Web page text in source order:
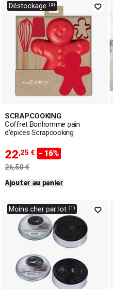
Déstockage ⁽²⁾
SCRAPCOOKING
Coffret Bonhomme pain
d'épices Scrapcooking
22,25 € - 16%
26,50 €
Ajouter au panier
Moins cher par lot ⁽¹⁾